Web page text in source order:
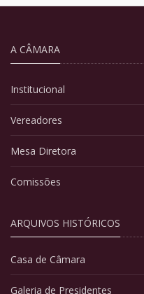
A CÂMARA
Institucional
Vereadores
Mesa Diretora
Comissões
ARQUIVOS HISTÓRICOS
Casa de Câmara
Galeria de Presidentes